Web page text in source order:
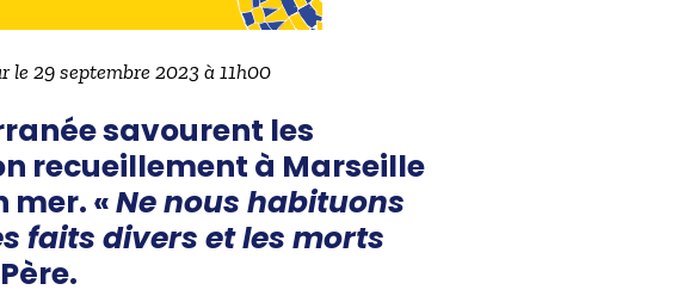
le 29 septembre 2023 à 11h00
savourent les
recueillement à Marseille
«Ne nous habituons
faits divers et les morts